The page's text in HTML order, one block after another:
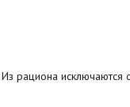
рациона исключаются